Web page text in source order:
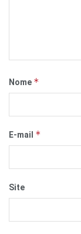
Nome *
E-mail *
Site